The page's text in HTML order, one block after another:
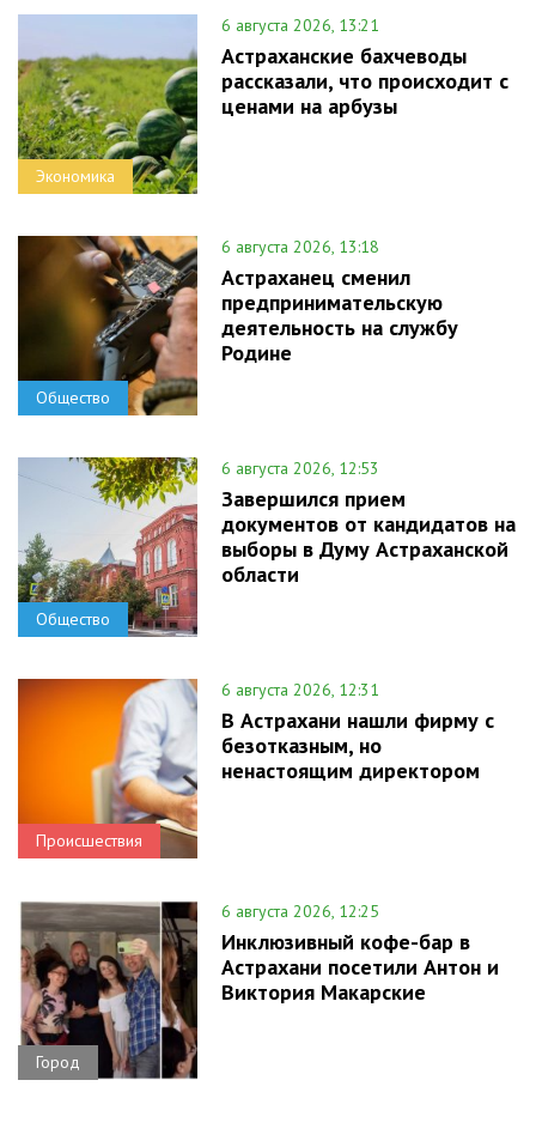
Экономика
6 августа 2026, 13:21
Астраханские бахчеводы
рассказали, что происходит с
ценами на арбузы
Общество
6 августа 2026, 13:18
Астраханец сменил
предпринимательскую
деятельность на службу
Родине
Общество
6 августа 2026, 12:53
Завершился прием
документов от кандидатов на
выборы в Думу Астраханской
области
Происшествия
6 августа 2026, 12:31
В Астрахани нашли фирму с
безотказным, но
ненастоящим директором
Город
6 августа 2026, 12:25
Инклюзивный кофе-бар в
Астрахани посетили Антон и
Виктория Макарские